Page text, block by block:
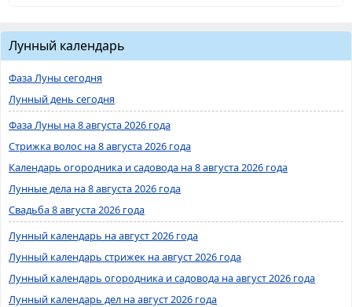
Лунный календарь
Фаза Луны сегодня
Лунный день сегодня
Фаза Луны на 8 августа 2026 года
Стрижка волос на 8 августа 2026 года
Календарь огородника и садовода на 8 августа 2026 года
Лунные дела на 8 августа 2026 года
Свадьба 8 августа 2026 года
Лунный календарь на август 2026 года
Лунный календарь стрижек на август 2026 года
Лунный календарь огородника и садовода на август 2026 года
Лунный календарь дел на август 2026 года